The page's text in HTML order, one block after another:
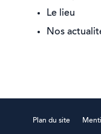
Le lieu
Nos
Plan du site